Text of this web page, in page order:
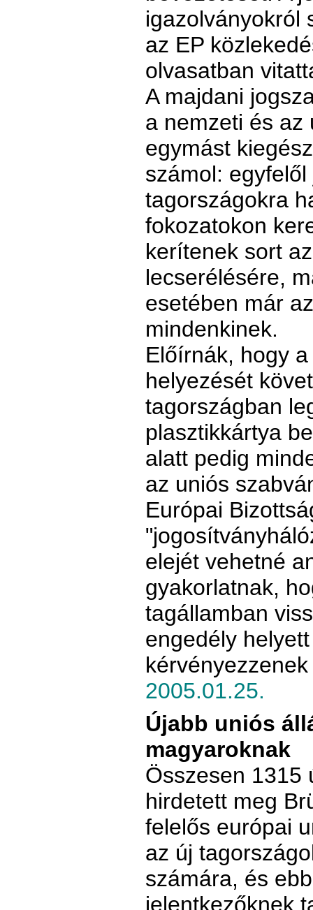
igazolványokról
az EP
olvasatban
A majdani
a nemzeti és az
egymást
számol:
tagországokra
fokozatokon
kerítenek sort
lecserélésére,
esetében már
mindenkinek.
Előírnák, hogy
helyezését
tagországban
plasztikkártya
alatt pedig
az uniós
Európai
elejét vehetné
gyakorlatnak,
tagállamban
engedély
2005.01.25.
Újabb uniós
magyaroknak
Összesen 1315
hirdetett meg
felelős európai
az új
számára, és
jelentkezőknek